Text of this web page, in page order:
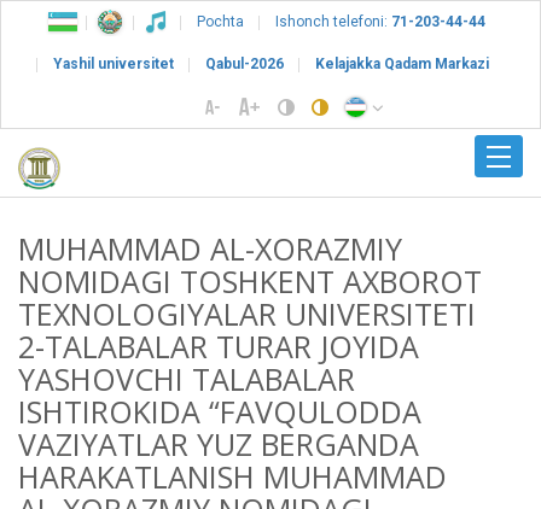
Pochta Ishonch telefoni: 71-203-44-44
Yashil universitet Qabul-2026 Kelajakka Qadam Markazi
MUHAMMAD AL-XORAZMIY
NOMIDAGI TOSHKENT AXBOROT
TEXNOLOGIYALAR UNIVERSITETI
2-TALABALAR TURAR JOYIDA
YASHOVCHI TALABALAR
ISHTIROKIDA “FAVQULODDA
VAZIYATLAR YUZ BERGANDA
HARAKATLANISH MUHAMMAD